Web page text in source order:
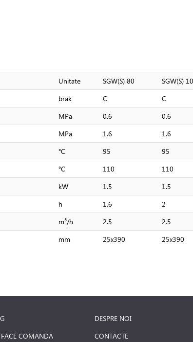
Unitate SGW(S) 80 SGW(S)
brak C C
MPa 0.6 0.6
MPa 1.6 1.6
°C 95 95
°C 110 110
kW 1.5 1.5
h 1.6 2
m³/h 2.5 2.5
mm 25x390 25x390
COMANDA
DESPRE NOI
CONTACTE